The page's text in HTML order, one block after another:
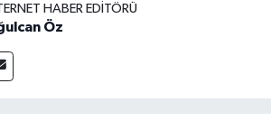
HABER EDITÖRÜ
Öz